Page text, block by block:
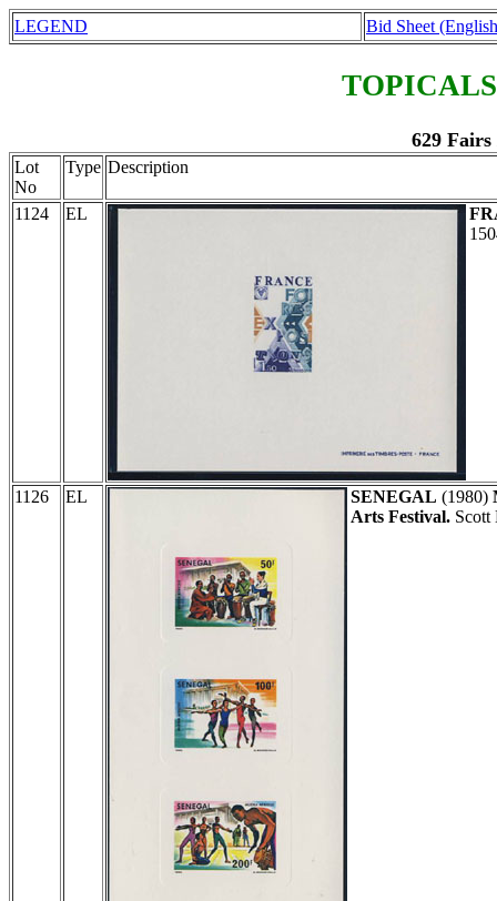
LEGEND Bid Sheet
629
Lot
No
Type Description
1124 EL
1126 EL SENEGAL (1980)
Arts Festival. Scott